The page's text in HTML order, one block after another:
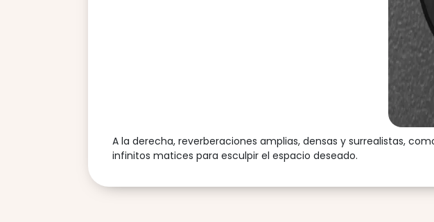
A la derecha, reverberaciones amplias, densas y surrealistas,
infinitos matices para esculpir el espacio deseado.